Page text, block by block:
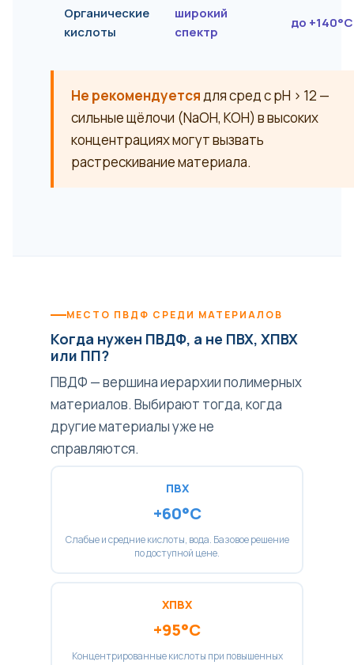
Органические
кислоты
широкий
спектр
до +140°C
Не рекомендуетсядля сред с pH > 12 —
сильные щёлочи (NaOH, KOH) в высоких
концентрациях могут вызвать
растрескивание материала.
МЕСТО ПВДФ СРЕДИ МАТЕРИАЛОВ
Когда нужен ПВДФ, а не ПВХ, ХПВХ
или ПП?
ПВДФ — вершина иерархии полимерных
материалов. Выбирают тогда, когда
другие материалы уже не
справляются.
ПВХ
+60°C
Слабые и средние кислоты, вода. Базовое решение
по доступной цене.
ХПВХ
+95°C
Концентрированные кислоты при повышенных